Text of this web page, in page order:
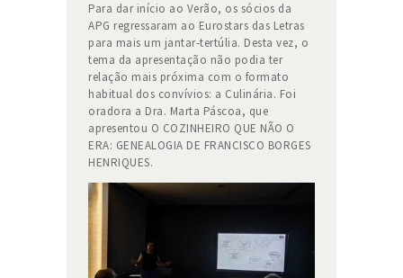
Para dar início ao Verão, os sócios da
APG regressaram ao Eurostars das Letras
para mais um jantar-tertúlia. Desta vez, o
tema da apresentação não podia ter
relação mais próxima com o formato
habitual dos convívios: a Culinária. Foi
oradora a Dra. Marta Páscoa, que
apresentou O COZINHEIRO QUE NÃO O
ERA: GENEALOGIA DE FRANCISCO BORGES
HENRIQUES.